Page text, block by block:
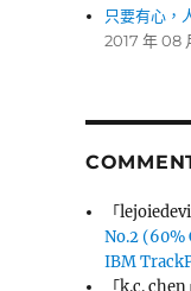
只要有心，
2017 年 08
「
No.2 (60%
IBM
「k.c. chen